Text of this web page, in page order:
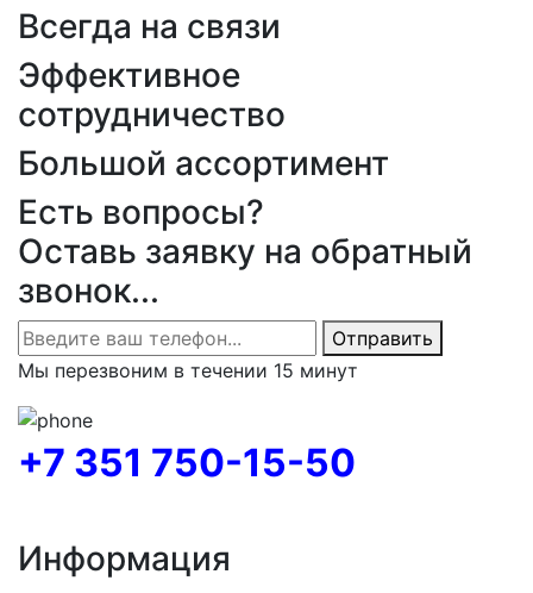
Всегда на связи
Эффективное
сотрудничество
Большой ассортимент
Есть вопросы?
Оставь заявку на обратный
звонок...
Отправить
Мы перезвоним в течении 15 минут
+7 351 750-15-50
Информация